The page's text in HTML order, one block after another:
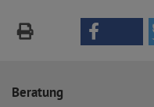
Beratung